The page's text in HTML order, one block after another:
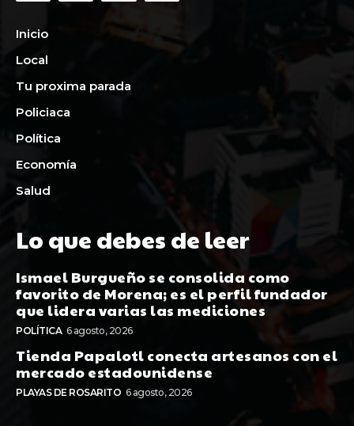
Inicio
Local
Tu proxima parada
Policiaca
Política
Economía
Salud
Lo que debes de leer
Ismael Burgueño se consolida como
favorito de Morena; es el perfil fundador
que lidera varias las mediciones
POLÍTICA 6 agosto, 2026
Tienda Papalotl conecta artesanos con el
mercado estadounidense
PLAYAS DE ROSARITO 6 agosto, 2026